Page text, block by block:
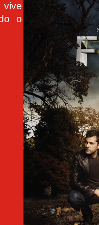
o